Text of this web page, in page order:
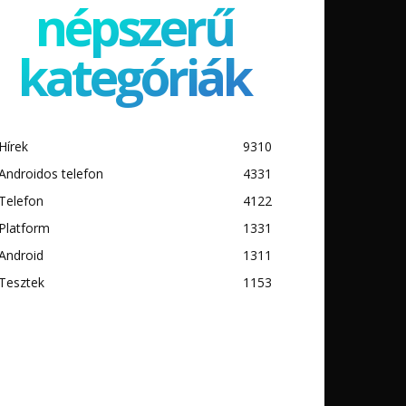
népszerű
kategóriák
9310
telefon
4331
4122
1331
1311
1153